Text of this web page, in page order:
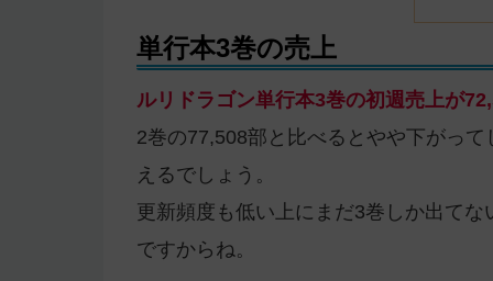
単行本3巻の売上
ルリドラゴン単行本3巻の初週売上が
2巻の77,508部と比べるとやや下がっ
えるでしょう。
更新頻度も低い上にまだ3巻しか出て
ですからね。